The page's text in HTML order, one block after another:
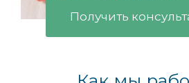
Получить